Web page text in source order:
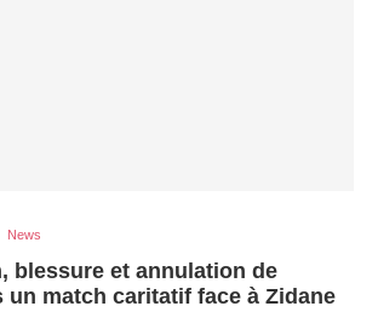
News
blessure et annulation de
un match caritatif face à Zidane